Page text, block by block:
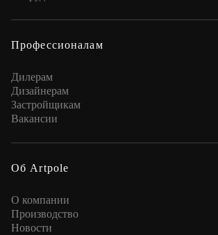
Профессионалам
Дилерам
Дизайнерам
Застройщикам
Вакансии
Об Artpole
О компании
Производство
Новости